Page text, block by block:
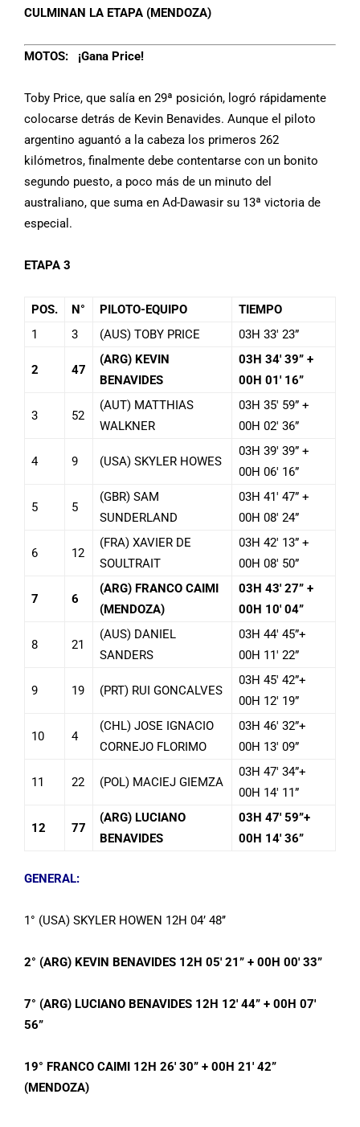
CULMINAN LA ETAPA (MENDOZA)
MOTOS: ¡Gana Price!
Toby Price, que salía en 29ª posición, logró rápidamente
colocarse detrás de Kevin Benavides. Aunque el piloto
argentino aguantó a la cabeza los primeros 262
kilómetros, finalmente debe contentarse con un bonito
segundo puesto, a poco más de un minuto del
australiano, que suma en Ad-Dawasir su 13ª victoria de
especial.
ETAPA 3
POS. N° PILOTO-EQUIPO
TIEMPO
1
3 (AUS) TOBY PRICE 03H 33′ 23”
2 47
(ARG) KEVIN
BENAVIDES
03H 34′ 39” +
00H 01′ 16”
3 52
(AUT) MATTHIAS
WALKNER
03H 35′ 59” +
00H 02′ 36”
4 9 (USA) SKYLER HOWES
03H 39′ 39” +
00H 06′ 16”
5 5
(GBR) SAM
SUNDERLAND
03H 41′ 47” +
00H 08′ 24”
6 12
(FRA) XAVIER DE
SOULTRAIT
03H 42′ 13” +
00H 08′ 50”
7 6
(ARG) FRANCO CAIMI
(MENDOZA)
03H 43′ 27” +
00H 10′ 04”
8 21
(AUS) DANIEL
SANDERS
03H 44′ 45”+
00H 11′ 22”
9 19 (PRT) RUI GONCALVES
03H 45′ 42”+
00H 12′ 19”
10 4
(CHL) JOSE IGNACIO
CORNEJO FLORIMO
03H 46′ 32”+
00H 13′ 09”
11 22 (POL) MACIEJ GIEMZA
03H 47′ 34”+
00H 14′ 11”
12 77
(ARG) LUCIANO
BENAVIDES
03H 47′ 59”+
00H 14′ 36”
GENERAL:
1° (USA) SKYLER HOWEN 12H 04’ 48’’
2° (ARG) KEVIN BENAVIDES 12H 05′ 21” + 00H 00′ 33”
7° (ARG) LUCIANO BENAVIDES 12H 12′ 44” + 00H 07′
56”
19° FRANCO CAIMI 12H 26′ 30” + 00H 21′ 42”
(MENDOZA)